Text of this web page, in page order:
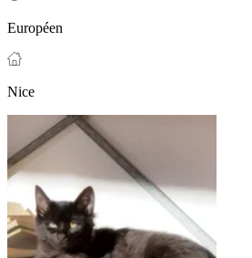
Européen
Nice